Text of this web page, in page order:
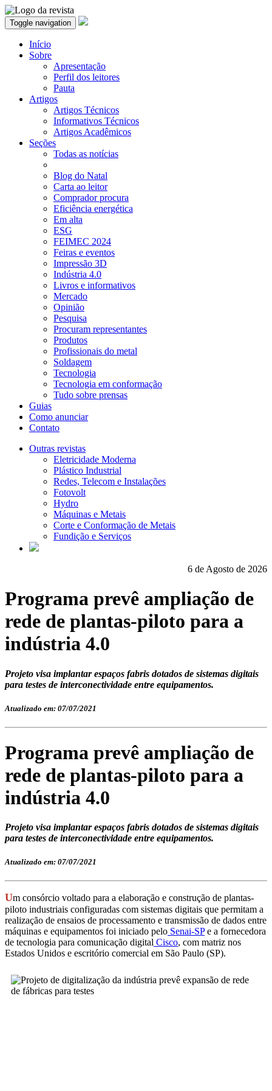
Toggle navigation
Início
Sobre
Apresentação
Perfil dos leitores
Pauta
Artigos
Artigos Técnicos
Informativos Técnicos
Artigos Acadêmicos
Seções
Todas as notícias
Blog do Natal
Carta ao leitor
Comprador procura
Eficiência energética
Em alta
ESG
FEIMEC 2024
Feiras e eventos
Impressão 3D
Indústria 4.0
Livros e informativos
Mercado
Opinião
Pesquisa
Procuram representantes
Produtos
Profissionais do metal
Soldagem
Tecnologia
Tecnologia em conformação
Tudo sobre prensas
Guias
Como anunciar
Contato
Outras revistas
Eletricidade Moderna
Plástico Industrial
Redes, Telecom e Instalações
Fotovolt
Hydro
Máquinas e Metais
Corte e Conformação de Metais
Fundição e Serviços
6 de Agosto de 2026
Programa prevê ampliação de
rede de plantas-piloto para a
indústria 4.0
Projeto visa implantar espaços fabris dotados de sistemas digitais
para testes de interconectividade entre equipamentos.
Atualizado em: 07/07/2021
Programa prevê ampliação de
rede de plantas-piloto para a
indústria 4.0
Projeto visa implantar espaços fabris dotados de sistemas digitais
para testes de interconectividade entre equipamentos.
Atualizado em: 07/07/2021
Um consórcio voltado para a elaboração e construção de plantas-
piloto industriais configuradas com sistemas digitais que permitam a
realização de ensaios de processamento e transmissão de dados entre
máquinas e equipamentos foi iniciado pelo Senai-SPe a fornecedora
de tecnologia para comunicação digital Cisco, com matriz nos
Estados Unidos e escritório comercial em São Paulo (SP).